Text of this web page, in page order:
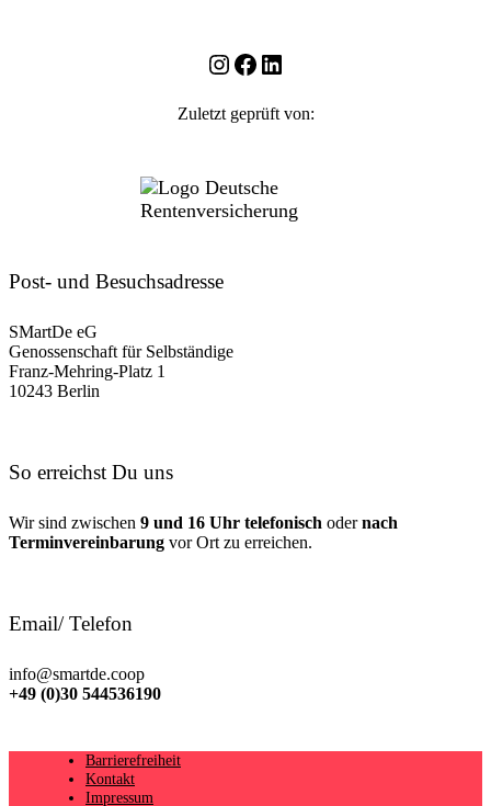
Instagram
Facebook
LinkedIn
Zuletzt geprüft von:
Post- und Besuchsadresse
SMartDe eG
Genossenschaft für Selbständige
Franz-Mehring-Platz 1
10243 Berlin
So erreichst Du uns
Wir sind zwischen 9 und 16 Uhr telefonisch odernach
Terminvereinbarung vor Ort zu erreichen.
Email/ Telefon
info@smartde.coop
+49 (0)30 544536190
Barrierefreiheit
Kontakt
Impressum